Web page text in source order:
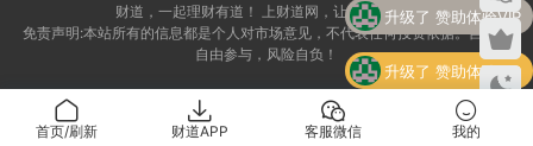
财道，一起理财有道！ 上财道网，让财富上道！
免责声明:本站所有的信息都是个人对市场意见，不代表任何投资依据。自愿，
自由参与，风险自负！
首页/刷新 财道APP 客服微信 我的
升级了 赞助体验VIP
升级了 赞助体验VIP
升级了 赞助体验VIP